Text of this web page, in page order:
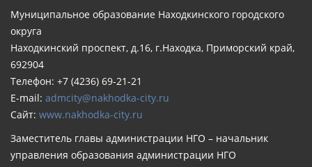
Муниципальное образование Находкинского городского
округа
Находкинский проспект, д.16, г.Находка, Приморский край,
692904
Телефон: +7 (4236) 69-21-21
E-mail: admcity@nakhodka-city.ru
Сайт: www.nakhodka-city.ru
Заместитель главы администрации НГО – начальник
управления образования администрации НГО